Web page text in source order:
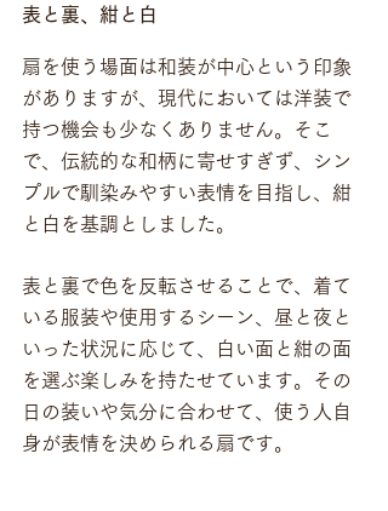
表と裏、紺と白
扇を使う場面は和装が中心という印象
がありますが、現代においては洋装で
持つ機会も少なくありません。そこ
で、伝統的な和柄に寄せすぎず、シン
プルで馴染みやすい表情を目指し、紺
と白を基調としました。
表と裏で色を反転させることで、着て
いる服装や使用するシーン、昼と夜と
いった状況に応じて、白い面と紺の面
を選ぶ楽しみを持たせています。その
日の装いや気分に合わせて、使う人自
身が表情を決められる扇です。